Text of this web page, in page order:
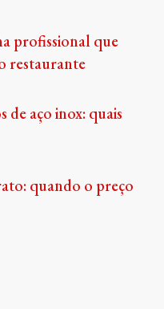
profissional que
restaurante
de aço inox: quais
quando o preço